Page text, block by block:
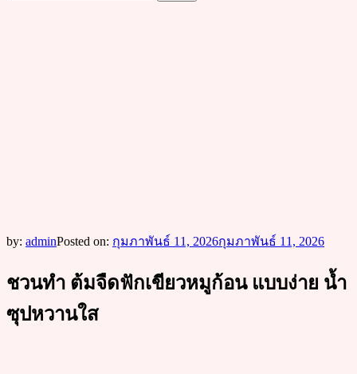
by: adminPosted on: กุมภาพันธ์ 11, 2026กุมภาพันธ์ 11, 2026
ชวนทำ ต้มจืดฟักเขียวหมูก้อน แบบง่าย น้ำ
ซุปหวานใส